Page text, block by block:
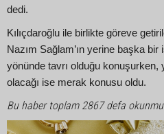
dedi.
Kılıçdaroğlu ile birlikte göreve
Nazım Sağlam’ın yerine başka
yönünde tavrı olduğu konuşurken,
olacağı ise merak konusu oldu.
Bu haber toplam 2867 defa